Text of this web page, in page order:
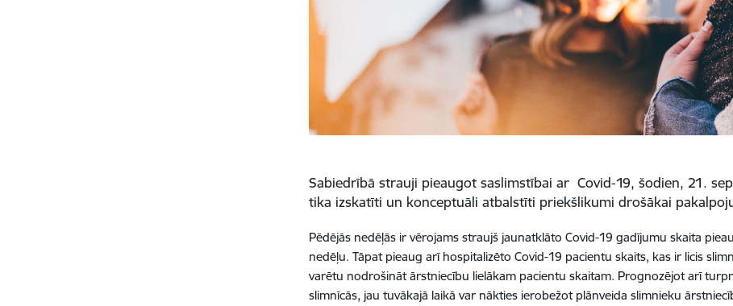
Sabiedrībā strauji pieaugot saslimstībai ar Covid-19, šodien, 21.
tika izskatīti un konceptuāli atbalstīti priekšlikumi drošākai
Pēdējās nedēļās ir vērojams straujš jaunatklāto Covid-19 gadījumu skaita
nedēļu. Tāpat pieaug arī hospitalizēto Covid-19 pacientu skaits, kas ir licis
varētu nodrošināt ārstniecību lielākam pacientu skaitam. Prognozējot arī
slimnīcās, jau tuvākajā laikā var nākties ierobežot plānveida slimnieku